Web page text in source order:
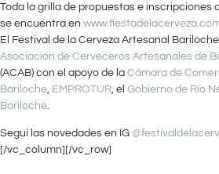
Toda la grilla de propuestas e inscripciones
se encuentra en
El Festival de la Cerveza Artesanal
Asociación de Cerveceros Artesanales de
(ACAB) con el apoyo de la Cámara de
Bariloche EMPROTUR , el Gobierno de Río
Bariloche
Seguí las novedades en IG
[/vc_column][/vc_row]